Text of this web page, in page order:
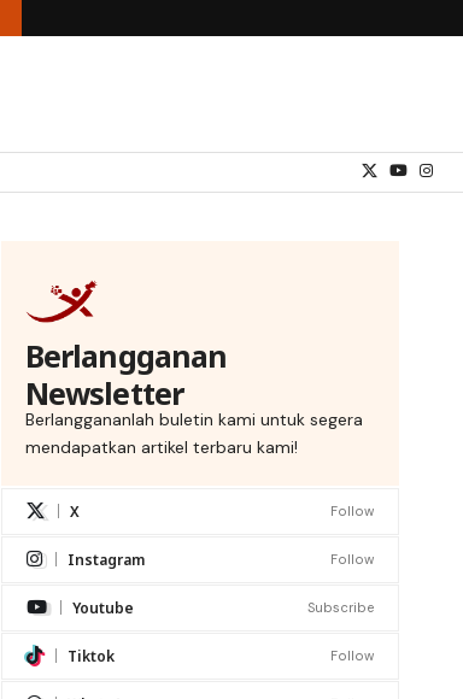
Berlangganan
Newsletter
Berlanggananlah buletin kami untuk segera
mendapatkan artikel terbaru kami!
X Follow
Instagram Follow
Youtube Subscribe
Tiktok Follow